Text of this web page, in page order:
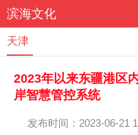
滨海文化
天津
2023年以来东疆港区
岸智慧管控系统
发布时间：2023-06-21